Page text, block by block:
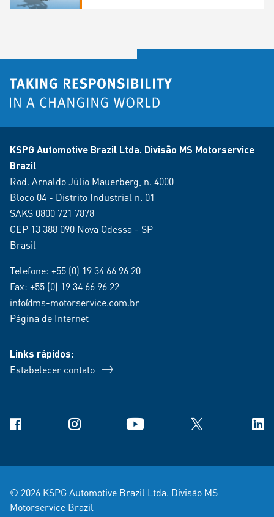
KSPG Automotive Brazil Ltda. Divisão MS Motorservice
Brazil
Rod. Arnaldo Júlio Mauerberg, n. 4000
Bloco 04 - Distrito Industrial n. 01
SAKS 0800 721 7878
CEP 13 388 090 Nova Odessa - SP
Brasil
Telefone: +55 (0) 19 34 66 96 20
Fax: +55 (0) 19 34 66 96 22
info@ms-motorservice.com.br
Página de Internet
Links rápidos:
Estabelecer contato
Facebook Instagram YouTube X
© 2026 KSPG Automotive Brazil Ltda. Divisão MS
Motorservice Brazil